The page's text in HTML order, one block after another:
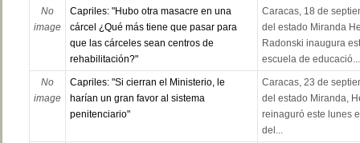
No
image
Capriles: "Hubo otra masacre en una
cárcel ¿Qué más tiene que pasar para
que las cárceles sean centros de
rehabilitación?"
Caracas, 18 de
del estado Miranda
Radonski inaugura
escuela de educació...
No
image
Capriles: "Si cierran el Ministerio, le
harían un gran favor al sistema
penitenciario"
Caracas, 23 de
del estado Miranda,
reinaguró este lunes
del...